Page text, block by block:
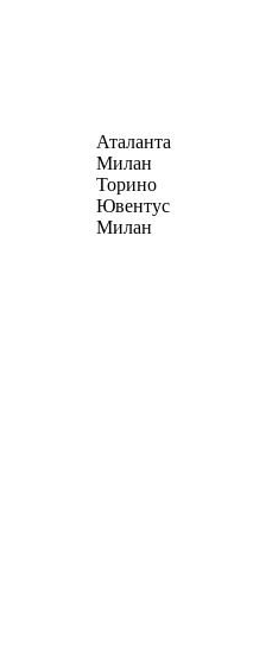
Аталанта
Милан
Торино
Ювентус
Милан